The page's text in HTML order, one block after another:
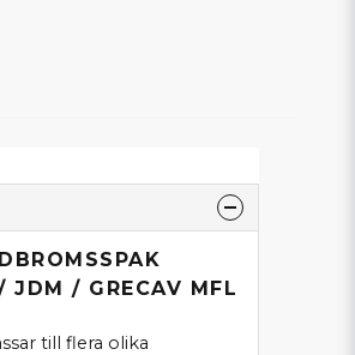
JDM / GRECAV MFL
till flera olika